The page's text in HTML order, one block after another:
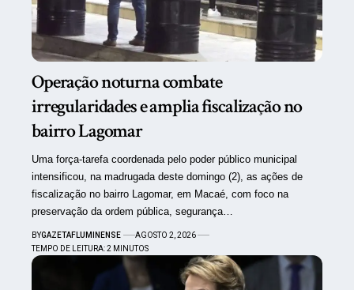
Operação noturna combate
irregularidades e amplia fiscalização no
bairro Lagomar
Uma força-tarefa coordenada pelo poder público municipal
intensificou, na madrugada deste domingo (2), as ações de
fiscalização no bairro Lagomar, em Macaé, com foco na
preservação da ordem pública, segurança…
BYGAZETAFLUMINENSE
AGOSTO 2, 2026
TEMPO DE LEITURA: 2 MINUTOS